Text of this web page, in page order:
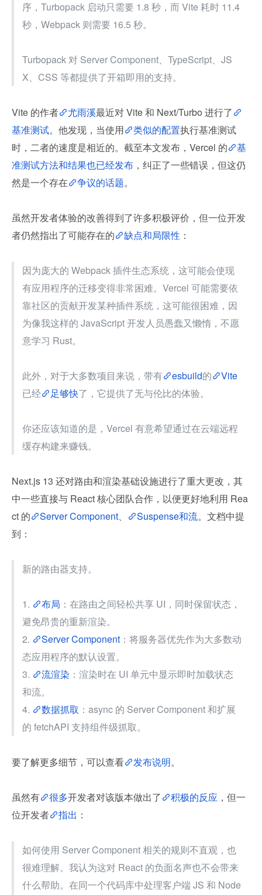
序，Turbopack 启动只需要 1.8 秒，而 Vite 耗时 11.4
秒，Webpack 则需要 16.5 秒。
Turbopack 对 Server Component、TypeScript、JS
X、CSS 等都提供了开箱即用的支持。
Vite 的作者 尤雨溪最近对 Vite 和 Next/Turbo 进行了
基准测试。他发现，当使用 类似的配置执行基准测试
时，二者的速度是相近的。截至本文发布，Vercel 的
基
准测试方法和结果也已经发布 ，纠正了一些错误，但这仍
然是一个存在
争议的话题。
虽然开发者体验的改善得到了许多积极评价，但一位开发
者仍然指出了可能存在的
缺点和局限性 ：
因为庞大的 Webpack 插件生态系统，这可能会使现
有应用程序的迁移变得非常困难。Vercel 可能需要依
靠社区的贡献开发某种插件系统，这可能很困难，因
为像我这样的 JavaScript 开发人员愚蠢又懒惰，不愿
意学习 Rust。
此外，对于大多数项目来说，带有 esbuild的
Vite
已经
足够快了，它提供了无与伦比的体验。
你还应该知道的是，Vercel 有意希望通过在云端远程
缓存构建来赚钱。
Next.js 13 还对路由和渲染基础设施进行了重大更改，其
中一些直接与 React 核心团队合作，以便更好地利用 Rea
ct 的
Server Component、 Suspense和流。文档中提
到：
新的路由器支持。
1. 布局 ：在路由之间轻松共享 UI，同时保留状态，
避免昂贵的重新渲染。
2.
Server Component ：将服务器优先作为大多数动
态应用程序的默认设置。
3.
流渲染 ：渲染时在 UI 单元中显示即时加载状态
和流。
4.
数据抓取 ：async 的 Server Component 和扩展
的 fetchAPI 支持组件级抓取。
要了解更多细节，可以查看 发布说明。
虽然有 很多开发者对该版本做出了 积极的反应 ，但一
位开发者
指出 ：
如何使用 Server Component 相关的规则不直观，也
很难理解。我认为这对 React 的负面名声也不会带来
什么帮助。在同一个代码库中处理客户端 JS 和 Node